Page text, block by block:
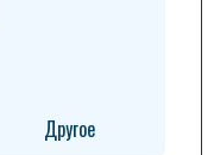
Другое